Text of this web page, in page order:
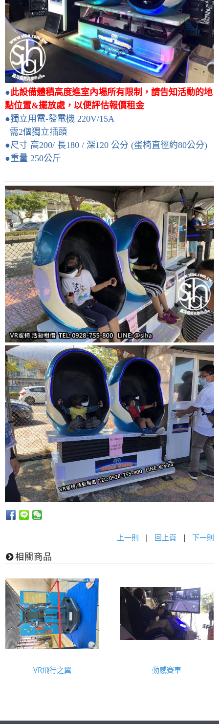
●此設備體積高度進室內場所有限制，請告知活動的地
點位置&擺放處，以便評估報價租金
●獨立用電-發電機 220V/15A
需2個獨立插頭
●尺寸 高200/ 長180 / 深120 公分 (蛋椅直徑約80公分)
●重量 250公斤
上一則 | 回上頁 | 下一則
相關商品
VR飛行之翼 動感賽車